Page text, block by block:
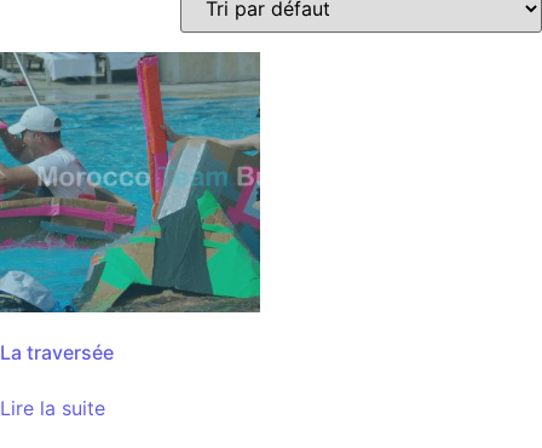
La traversée
Lire la suite